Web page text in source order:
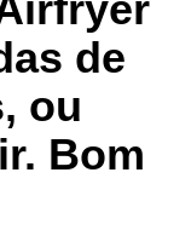
de
ou
Bom